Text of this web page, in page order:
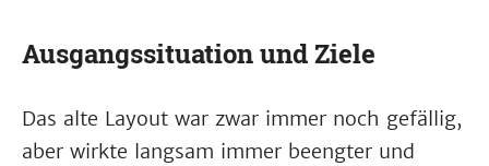
Ausgangssituation und Ziele
Das alte Layout war zwar immer noch gefällig,
aber wirkte langsam immer beengter und